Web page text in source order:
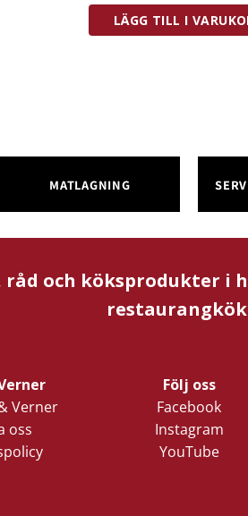
LÄGG TILL I
MATLAGNING
och köksprodukter i
Verner
oss
Följ oss
Facebook
Instagram
YouTube